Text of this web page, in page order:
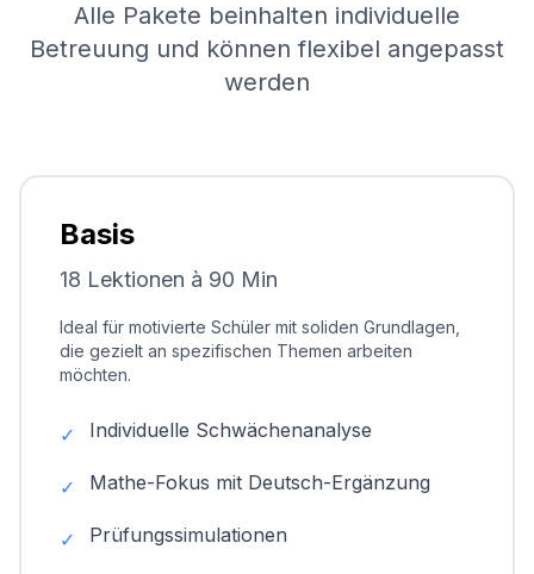
Alle Pakete beinhalten individuelle
Betreuung und können flexibel angepasst
werden
Basis
18 Lektionen à 90 Min
Ideal für motivierte Schüler mit soliden Grundlagen,
die gezielt an spezifischen Themen arbeiten
möchten.
✓ Individuelle Schwächenanalyse
✓ Mathe-Fokus mit Deutsch-Ergänzung
✓ Prüfungssimulationen